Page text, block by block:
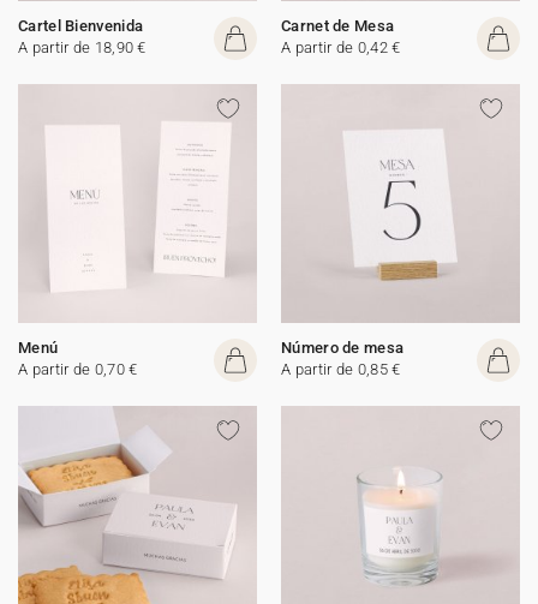
Cartel Bienvenida
A partir de 18,90 €
Carnet de Mesa
A partir de 0,42 €
Menú
A partir de 0,70 €
Número de mesa
A partir de 0,85 €